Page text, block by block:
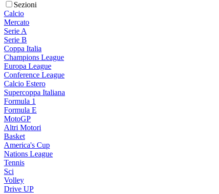
Sezioni
Calcio
Mercato
Serie A
Serie B
Coppa Italia
Champions League
Europa League
Conference League
Calcio Estero
Supercoppa Italiana
Formula 1
Formula E
MotoGP
Altri Motori
Basket
America's Cup
Nations League
Tennis
Sci
Volley
Drive UP